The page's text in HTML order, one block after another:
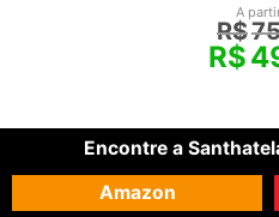
A
R$
R$
Encontre a
Amazon